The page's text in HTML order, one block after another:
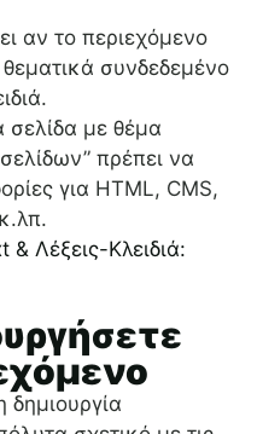
αν το περιεχόμενο
θεματικά συνδεδεμένο
σελίδα με θέμα
πρέπει να
για HTML, CMS,
& Λέξεις-Κλειδιά: